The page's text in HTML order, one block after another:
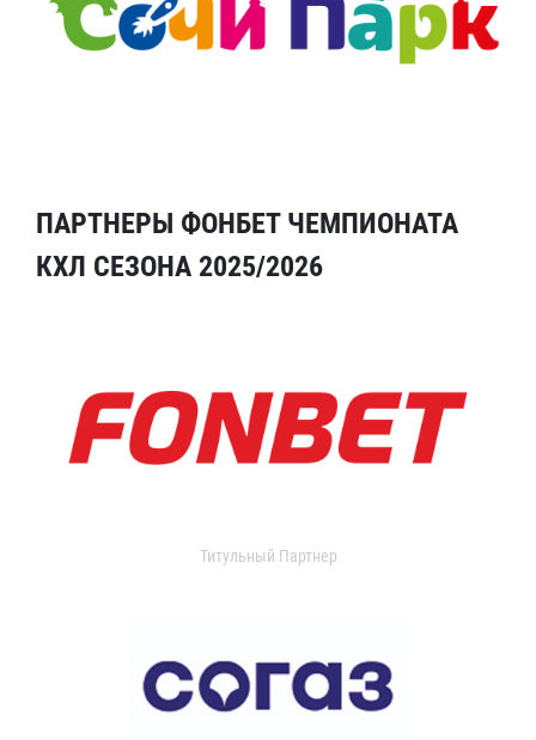
ПАРТНЕРЫ ФОНБЕТ ЧЕМПИОНАТА
КХЛ СЕЗОНА 2025/2026
Титульный Партнер